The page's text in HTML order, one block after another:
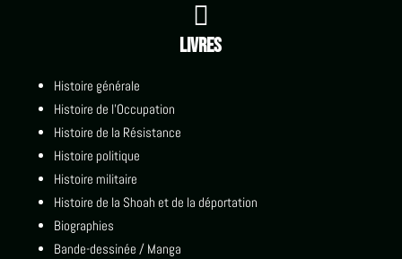

Livres
Histoire générale
Histoire de l'Occupation
Histoire de la Résistance
Histoire politique
Histoire militaire
Histoire de la Shoah et de la déportation
Biographies
Bande-dessinée / Manga